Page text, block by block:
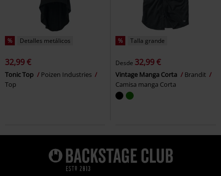
% Detalles metálicos
32,99 €
Tonic Top
Poizen Industries
Top
% Talla grande
Desde 32,99 €
Vintage Manga Corta
Brandit
Camisa manga Corta